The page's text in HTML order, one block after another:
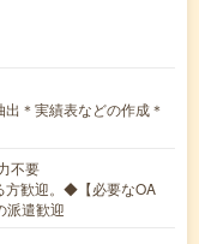
＊実績表などの作成＊
不要
歓迎。◆【必要なOA
遣歓迎